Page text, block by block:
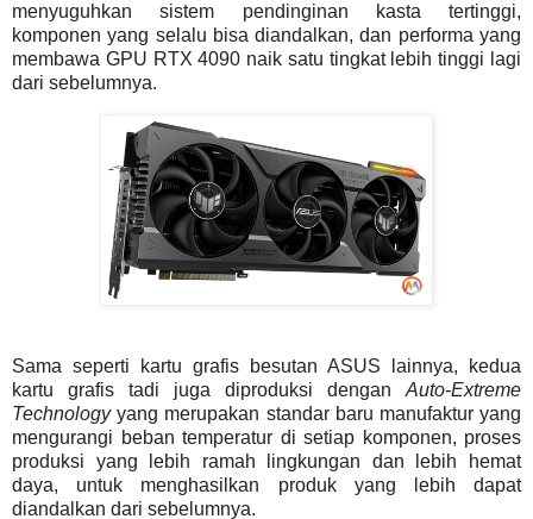
menyuguhkan sistem pendinginan kasta tertinggi,
komponen yang selalu bisa diandalkan, dan performa yang
membawa GPU RTX 4090 naik satu tingkat lebih tinggi lagi
dari sebelumnya.
Sama seperti kartu grafis besutan ASUS lainnya, kedua
kartu grafis tadi juga diproduksi dengan Auto-Extreme
Technologyyang merupakan standar baru manufaktur yang
mengurangi beban temperatur di setiap komponen, proses
produksi yang lebih ramah lingkungan dan lebih hemat
daya, untuk menghasilkan produk yang lebih dapat
diandalkan dari sebelumnya.